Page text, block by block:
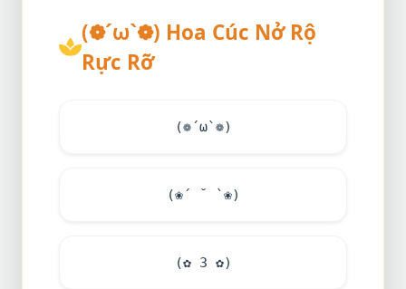
(❁´ω`❁) Hoa Cúc Nở Rộ
Rực Rỡ
(❁´ω`❁)
(❀´ ˘ `❀)
(✿ 3 ✿)